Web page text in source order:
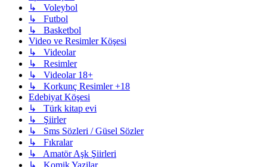
↳ Voleybol
↳ Futbol
↳ Basketbol
Video ve Resimler Köşesi
↳ Videolar
↳ Resimler
↳ Videolar 18+
↳ Korkunç Resimler +18
Edebiyat Köşesi
↳ Türk kitap evi
↳ Şiirler
↳ Sms Sözleri / Güsel Sözler
↳ Fıkralar
↳ Amatör Aşk Şiirleri